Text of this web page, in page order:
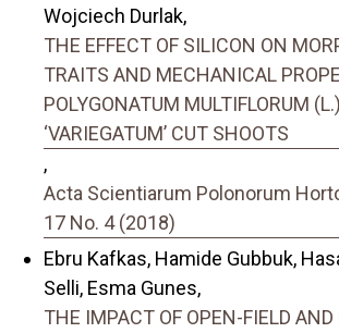
Wojciech Durlak,
THE EFFECT OF SILICON ON
TRAITS AND MECHANICAL
POLYGONATUM MULTIFLORUM
‘VARIEGATUM’ CUT SHOOTS
,
Acta Scientiarum Polonorum
17 No. 4 (2018)
Ebru Kafkas, Hamide Gubbuk,
Selli, Esma Gunes,
THE IMPACT OF OPEN-FIELD AND